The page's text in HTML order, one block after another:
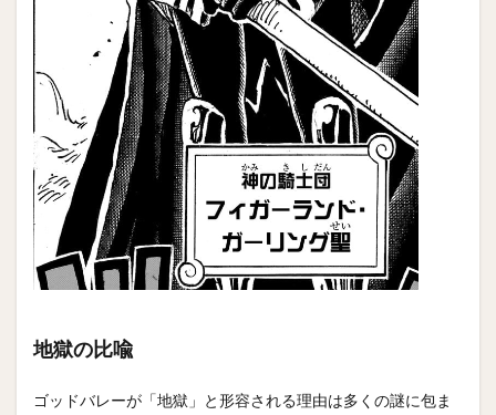
地獄の比喩
ゴッドバレーが「地獄」と形容される理由は多くの謎に包ま